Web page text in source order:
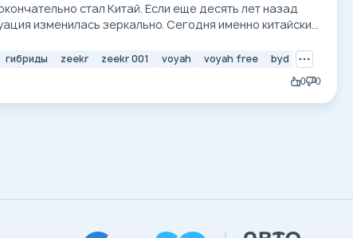
стал Китай. Если еще десять лет назад
изменилась зеркально. Сегодня именно китайские
гибриды zeekr zeekr 001 voyah voyah free byd xiaomi
0 0